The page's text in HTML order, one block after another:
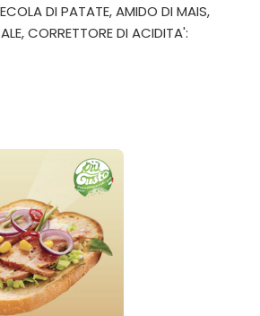
DI PATATE, AMIDO DI MAIS,
CORRETTORE DI ACIDITA':